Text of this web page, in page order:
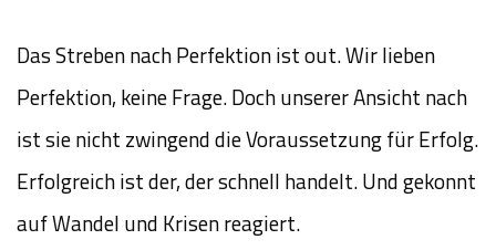
Das Streben nach Perfektion ist out. Wir lieben
Perfektion, keine Frage. Doch unserer Ansicht nach
ist sie nicht zwingend die Voraussetzung für Erfolg.
Erfolgreich ist der, der schnell handelt. Und gekonnt
auf Wandel und Krisen reagiert.